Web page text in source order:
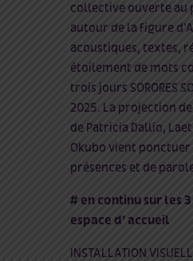
collective ouverte au
autour de la figure
acoustiques, textes,
étoilement de mots
trois jours SORORES
2025. La projection
de Patricia Dallio,
Okubo vient ponctuer
présences et de
# en continu sur les
espace d’ accueil
INSTALLATION